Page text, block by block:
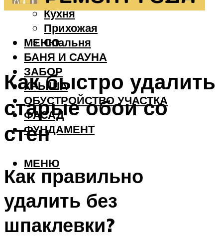
Кухня
Прихожая
Спальня
БАНЯ И САУНА
ЗАБОР
КРЫША
ОБУСТРОЙСТВО УЧАСТКА
ФАСАД
ФУНДАМЕНТ
МЕНЮ
МЕНЮ
Как быстро удалить
старые обои со
стен
Как правильно
удалить без
шпаклевки?